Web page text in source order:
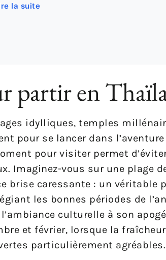
la suite
partir en
idylliques, temples
pour se lancer dans
pour visiter permet
Imaginez-vous sur une plage
brise caressante : un véritable
les bonnes périodes de
culturelle à son
et février, lorsque la
particulièrement agréables.